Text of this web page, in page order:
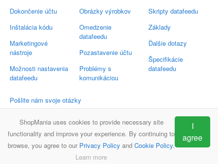
Dokončenie účtu
Inštalácia kódu
Marketingové
nástroje
Možnosti nastavenia
datafeedu
Obrázky výrobkov
Omedzenie
datafeedu
Pozastavenie účtu
Problémy s
komunikáciou
Skripty datafeedu
Základy
Ďalšie dotazy
Špecifikácie
datafeedu
Pošlite nám svoje otázky
Email:support@shop-mania.sk
Často kladené otázky
ShopMania uses cookies to provide necessary site
functionality and improve your experience. By continuing to
browse, you agree to our Privacy Policy and Cookie Policy.
Learn more
I
agree